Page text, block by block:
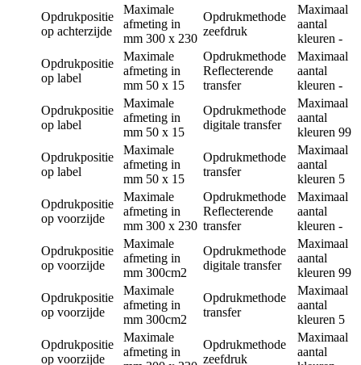
Opdrukpositie
op achterzijde
Maximale
afmeting in
mm 300 x 230
Opdrukmethode
zeefdruk
Maximaal
aantal
kleuren -
Opdrukpositie
op label
Maximale
afmeting in
mm 50 x 15
Opdrukmethode
Reflecterende
transfer
Maximaal
aantal
kleuren -
Opdrukpositie
op label
Maximale
afmeting in
mm 50 x 15
Opdrukmethode
digitale transfer
Maximaal
aantal
kleuren 99
Opdrukpositie
op label
Maximale
afmeting in
mm 50 x 15
Opdrukmethode
transfer
Maximaal
aantal
kleuren 5
Opdrukpositie
op voorzijde
Maximale
afmeting in
mm 300 x 230
Opdrukmethode
Reflecterende
transfer
Maximaal
aantal
kleuren -
Opdrukpositie
op voorzijde
Maximale
afmeting in
mm 300cm2
Opdrukmethode
digitale transfer
Maximaal
aantal
kleuren 99
Opdrukpositie
op voorzijde
Maximale
afmeting in
mm 300cm2
Opdrukmethode
transfer
Maximaal
aantal
kleuren 5
Opdrukpositie
op voorzijde
Maximale
afmeting in
Opdrukmethode
zeefdruk
Maximaal
aantal